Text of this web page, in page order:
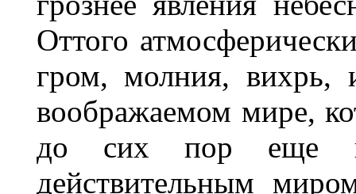
Оттого
гром, молния, вихрь,
воображаемом мире,
до сих пор еще
действительным